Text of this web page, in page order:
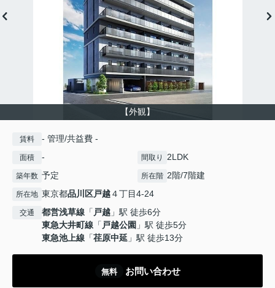
【外観】
賃料 - 管理/共益費 -
面積 - 間取り 2LDK
築年数 予定 所在階 2階/7階建
所在地 東京都品川区戸越４丁目4-24
交通 都営浅草線 「 戸越 」駅 徒歩6分
東急大井町線 「 戸越公園 」駅 徒歩5分
東急池上線 「荏原中延 」駅 徒歩13分
無料 お問い合わせ